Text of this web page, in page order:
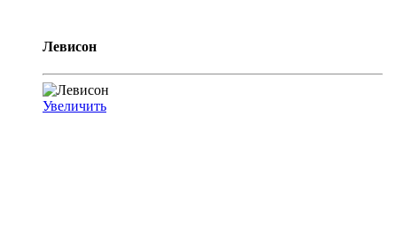
Левисон
Увеличить